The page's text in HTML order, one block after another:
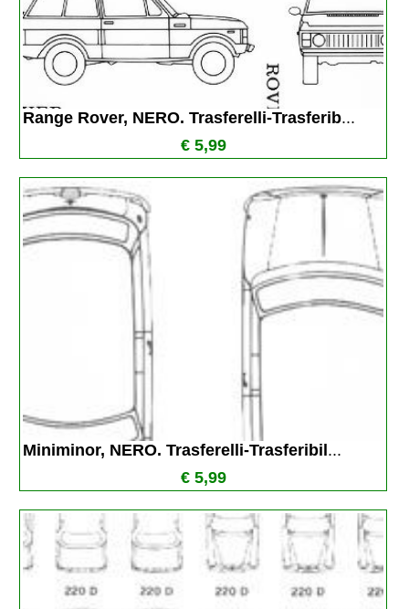
Range Rover, NERO. Trasferelli-Trasferib...
€ 5,99
Miniminor, NERO. Trasferelli-Trasferibil ...
€ 5,99